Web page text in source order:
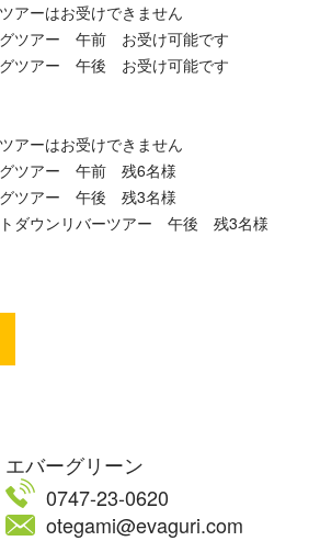
アーはお受けできません
グツアー 午前 お受け可能です
グツアー 午後 お受け可能です
アーはお受けできません
グツアー 午前 残6名様
グツアー 午後 残3名様
ダウンリバーツアー 午後 残3名様
エバーグリーン
0747-23-0620
otegami@evaguri.com